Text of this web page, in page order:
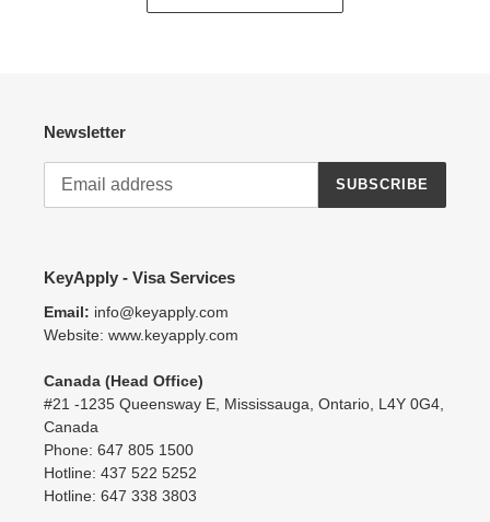
Newsletter
SUBSCRIBE
KeyApply - Visa Services
Email: info@keyapply.com
Website: www.keyapply.com
Canada (Head Office)
#21 -1235 Queensway E, Mississauga, Ontario, L4Y 0G4,
Canada
Phone: 647 805 1500
Hotline: 437 522 5252
Hotline: 647 338 3803